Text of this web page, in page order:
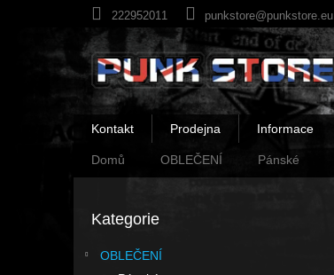
222952011 punkstore@punkstore.eu
Kontakt Prodejna Informace
Domů OBLEČENÍ Pánské
Přeskočit
Kategorie
OBLEČENÍ